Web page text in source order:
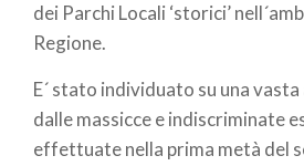
dei Parchi Locali ‘storici’
Regione.
E´ stato individuato su una
dalle massicce e indiscriminate
effettuate nella prima metà del